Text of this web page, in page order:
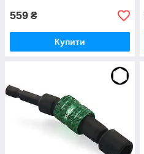
559 ₴
Купити